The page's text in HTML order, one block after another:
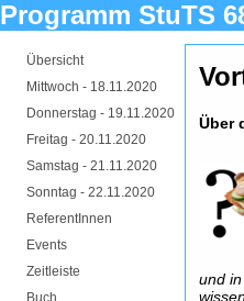
Programm StuTS
Übersicht
Mittwoch - 18.11.2020
Donnerstag - 19.11.2020
Freitag - 20.11.2020
Samstag - 21.11.2020
Sonntag - 22.11.2020
ReferentInnen
Events
Zeitleiste
Buch
Über
und